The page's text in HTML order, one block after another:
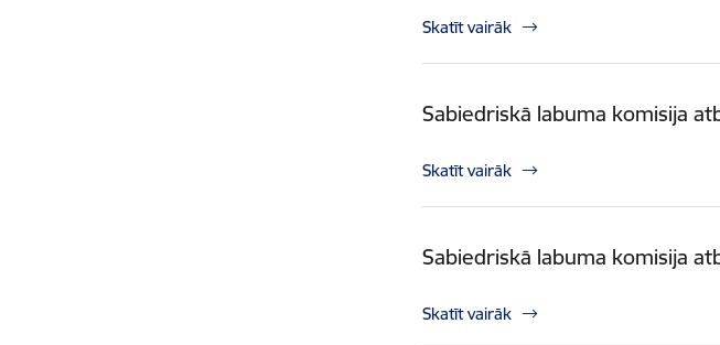
Skatīt vairāk
Sabiedriskā labuma komisija
Skatīt vairāk
Sabiedriskā labuma komisija
Skatīt vairāk